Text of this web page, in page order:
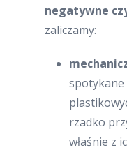
negatywne
zaliczamy:
spotykane
rzadko
właśnie z